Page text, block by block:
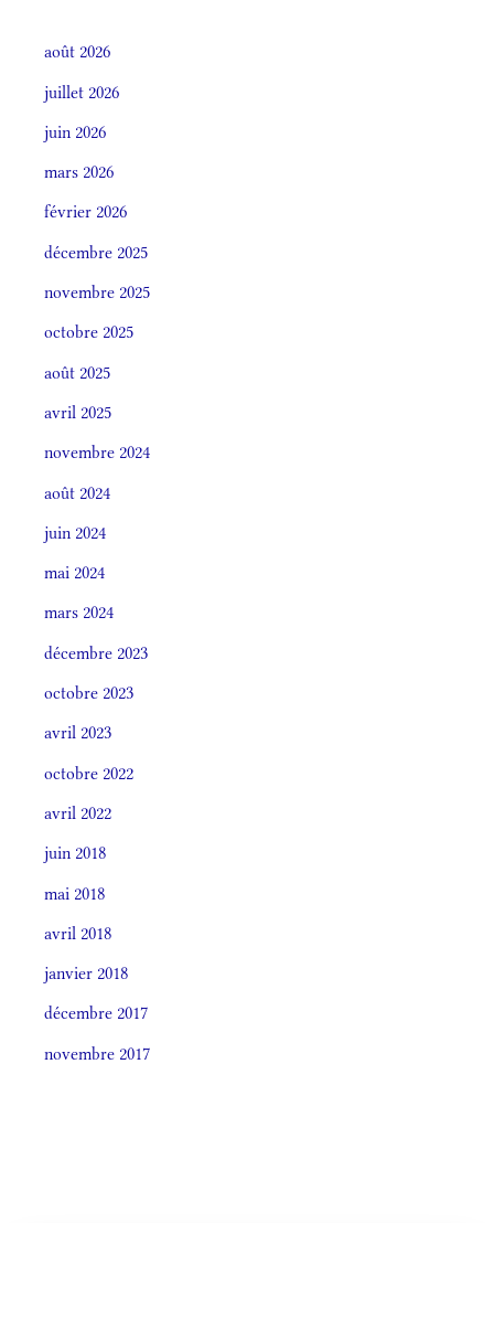
août 2026
juillet 2026
juin 2026
mars 2026
février 2026
décembre 2025
novembre 2025
octobre 2025
août 2025
avril 2025
novembre 2024
août 2024
juin 2024
mai 2024
mars 2024
décembre 2023
octobre 2023
avril 2023
octobre 2022
avril 2022
juin 2018
mai 2018
avril 2018
janvier 2018
décembre 2017
novembre 2017